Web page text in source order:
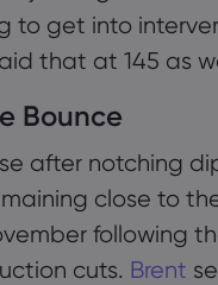
to get into
that at 145 as
Bounce
after notching
close to
following
cuts. Brent